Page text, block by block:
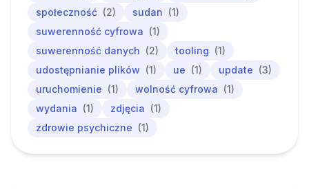
społeczność (2) sudan (1)
suwerenność cyfrowa (1)
suwerenność danych (2) tooling (1)
udostępnianie plików (1) ue (1) update (3)
uruchomienie (1) wolność cyfrowa (1)
wydania (1) zdjęcia (1)
zdrowie psychiczne (1)